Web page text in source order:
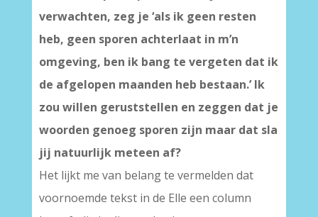
verwachten, zeg je ‘als ik geen resten
heb, geen sporen achterlaat in m’n
omgeving, ben ik bang te vergeten dat ik
de afgelopen maanden heb bestaan.’ Ik
zou willen geruststellen en zeggen dat je
woorden genoeg sporen zijn maar dat sla
jij natuurlijk meteen af?
Het lijkt me van belang te vermelden dat
voornoemde tekst in de Elle een column